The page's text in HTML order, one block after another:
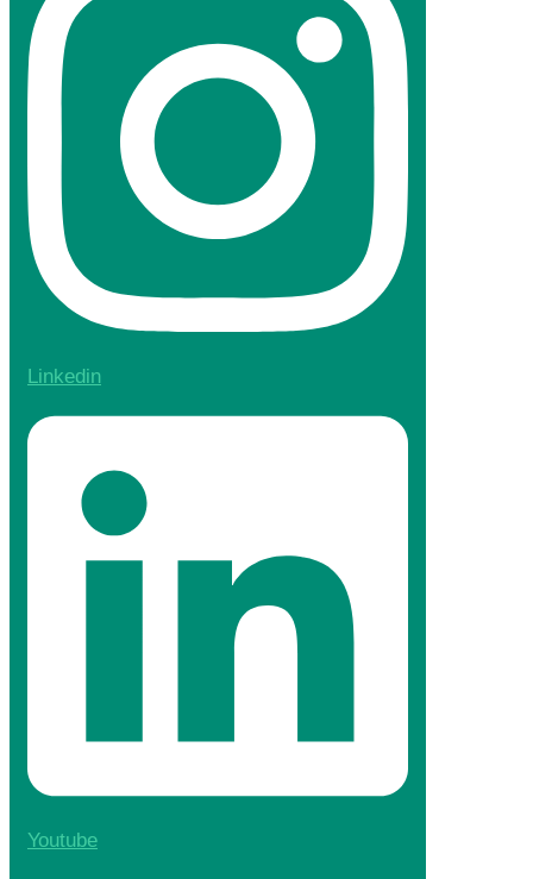
Linkedin
Youtube